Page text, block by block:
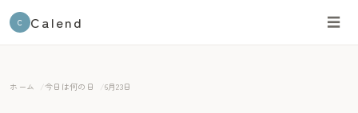
C Calend ☰
ホーム 今日は何の日 6月23日